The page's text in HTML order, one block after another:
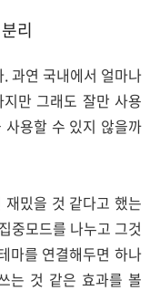
리
과연 국내에서 얼마나
만 그래도 잘만 사용
용할 수 있지 않을까
밌을 것 같다고 했는
중모드를 나누고 그것
마를 연결해두면 하나
는 것 같은 효과를 볼